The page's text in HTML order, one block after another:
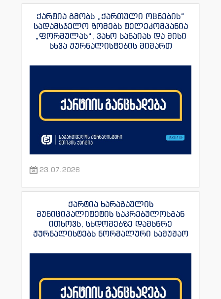
ქარტია გმობს „ქართული ოცნების“
სადამსჯელო ზომებს ტელეკომპანია
„ფორმულას“, ვახო სანაიას და მისი
სხვა ჟურნალისტების მიმართ
23.07.2026
ქარტია ხარაგაულის
მუნიციპალიტეტის საკრებულოსგან
ითხოვს, სხდომებზე დამსწრე
ჟურნალისტებს ნორმალური სამუშაო